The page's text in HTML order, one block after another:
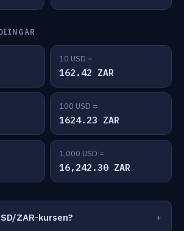
10 USD =
162.42 ZAR
100 USD =
1624.23 ZAR
1,000 USD =
16,242.30 ZAR
ZAR-kursen?